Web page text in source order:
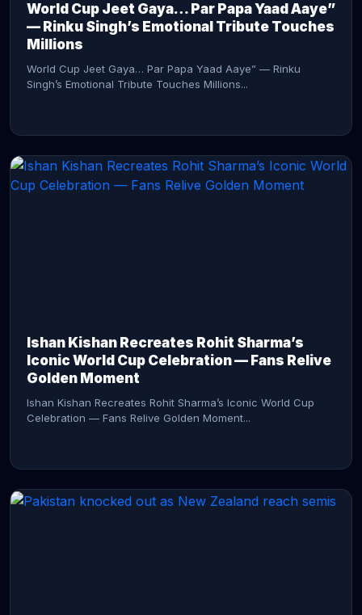
World Cup Jeet Gaya… Par Papa Yaad Aaye”
— Rinku Singh’s Emotional Tribute Touches
Millions
World Cup Jeet Gaya… Par Papa Yaad Aaye” — Rinku
Singh’s Emotional Tribute Touches Millions...
Ishan Kishan Recreates Rohit Sharma’s
Iconic World Cup Celebration — Fans Relive
Golden Moment
Ishan Kishan Recreates Rohit Sharma’s Iconic World Cup
Celebration — Fans Relive Golden Moment...